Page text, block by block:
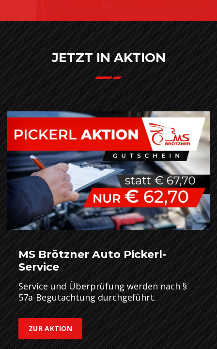
JETZT IN AKTION
MS Brötzner Auto Pickerl-
Service
Service und Überprüfung werden nach §
57a-Begutachtung durchgeführt.
ZUR AKTION